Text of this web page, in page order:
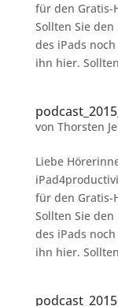
für den Gratis-
Sollten Sie
des iPads
ihn hier.
von Thorsten
Liebe
für den Gratis-
Sollten Sie
des iPads
ihn hier.